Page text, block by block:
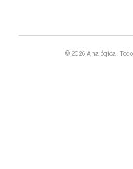
© 2026 Analógica.